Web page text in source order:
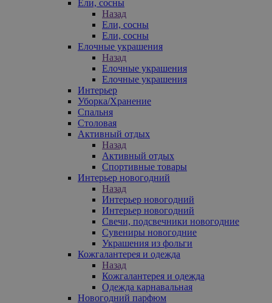
Ели, сосны
Назад
Ели, сосны
Ели, сосны
Елочные украшения
Назад
Елочные украшения
Елочные украшения
Интерьер
Уборка/Хранение
Спальня
Столовая
Активный отдых
Назад
Активный отдых
Спортивные товары
Интерьер новогодний
Назад
Интерьер новогодний
Интерьер новогодний
Свечи, подсвечники новогодние
Сувениры новогодние
Украшения из фольги
Кожгалантерея и одежда
Назад
Кожгалантерея и одежда
Одежда карнавальная
Новогодний парфюм